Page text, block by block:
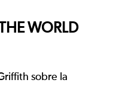
WORLD
sobre la